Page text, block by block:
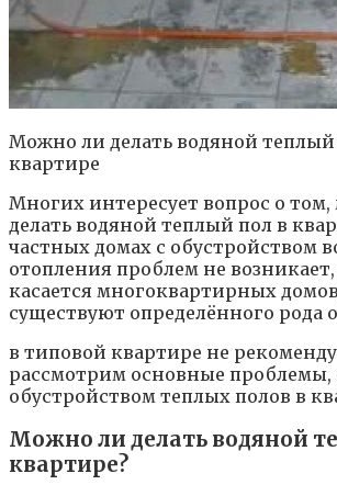
Можно ли делать водяной теплый
квартире
Многих интересует вопрос о
делать водяной теплый пол в
частных домах с обустройством
отопления проблем не возникает,
касается многоквартирных
существуют определённого рода
в типовой квартире не
рассмотрим основные проблемы,
обустройством теплых полов в
Можно ли делать водяной
квартире?